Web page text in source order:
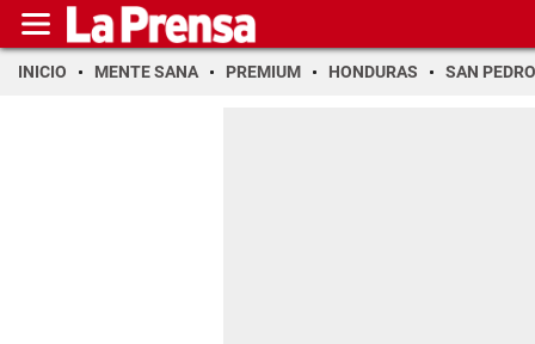
INICIO MENTE SANA PREMIUM HONDURAS SAN PEDRO